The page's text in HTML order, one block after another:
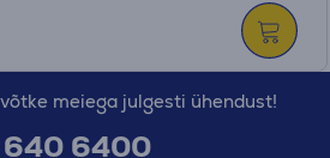
meiega julgesti ühendust!
640 6400